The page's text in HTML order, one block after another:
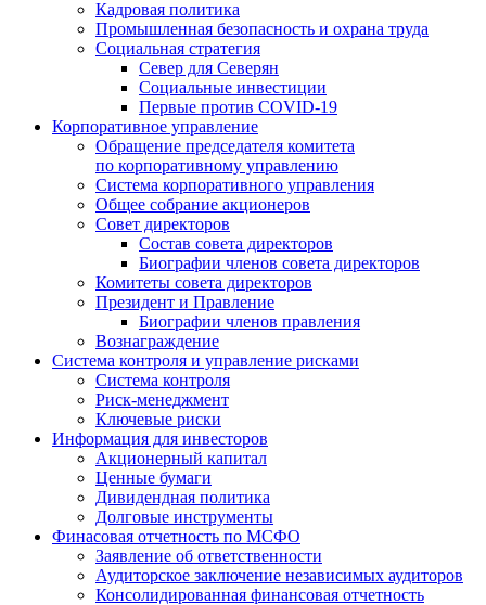
Кадровая политика
Промышленная безопасность и охрана труда
Социальная стратегия
Север для Северян
Социальные инвестиции
Первые против COVID‑19
Корпоративное управление
Обращение председателя комитета
по корпоративному управлению
Система корпоративного управления
Общее собрание акционеров
Совет директоров
Состав совета директоров
Биографии членов совета директоров
Комитеты совета директоров
Президент и Правление
Биографии членов правления
Вознаграждение
Система контроля и управление рисками
Система контроля
Риск-менеджмент
Ключевые риски
Информация для инвесторов
Акционерный капитал
Ценные бумаги
Дивидендная политика
Долговые инструменты
Финасовая отчетность по МСФО
Заявление об ответственности
Аудиторское заключение независимых аудиторов
Консолидированная финансовая отчетность